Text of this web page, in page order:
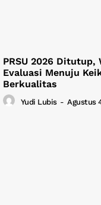
PRSU 2026
Evaluasi Menuju
Berkualitas
Yudi Lubis - Agustus